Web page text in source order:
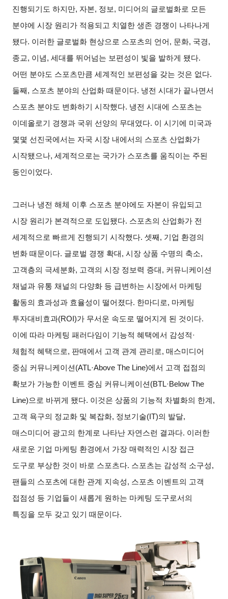
진행되기도 하지만, 자본, 정보, 미디어의 글로벌화로 모든
분야에 시장 원리가 적용되고 치열한 생존 경쟁이 나타나게
됐다. 이러한 글로벌화 현상으로 스포츠의 언어, 문화, 국경,
종교, 이념, 세대를 뛰어넘는 보편성이 빛을 발하게 됐다.
어떤 분야도 스포츠만큼 세계적인 보편성을 갖는 것은 없다.
둘째, 스포츠 분야의 산업화 때문이다. 냉전 시대가 끝나면서
스포츠 분야도 변화하기 시작했다. 냉전 시대에 스포츠는
이데올로기 경쟁과 국위 선양의 무대였다. 이 시기에 미국과
몇몇 선진국에서는 자국 시장 내에서의 스포츠 산업화가
시작됐으나, 세계적으로는 국가가 스포츠를 움직이는 주된
동인이었다.
그러나 냉전 해체 이후 스포츠 분야에도 자본이 유입되고
시장 원리가 본격적으로 도입됐다. 스포츠의 산업화가 전
세계적으로 빠르게 진행되기 시작했다. 셋째, 기업 환경의
변화 때문이다. 글로벌 경쟁 확대, 시장 상품 수명의 축소,
고객층의 극세분화, 고객의 시장 정보력 증대, 커뮤니케이션
채널과 유통 채널의 다양화 등 급변하는 시장에서 마케팅
활동의 효과성과 효율성이 떨어졌다. 한마디로, 마케팅
투자대비효과(ROI)가 무서운 속도로 떨어지게 된 것이다.
이에 따라 마케팅 패러다임이 기능적 혜택에서 감성적·
체험적 혜택으로, 판매에서 고객 관계 관리로, 매스미디어
중심 커뮤니케이션(ATL·Above The Line)에서 고객 접점의
확보가 가능한 이벤트 중심 커뮤니케이션(BTL·Below The
Line)으로 바뀌게 됐다. 이것은 상품의 기능적 차별화의 한계,
고객 욕구의 정교화 및 복잡화, 정보기술(IT)의 발달,
매스미디어 광고의 한계로 나타난 자연스런 결과다. 이러한
새로운 기업 마케팅 환경에서 가장 매력적인 시장 접근
도구로 부상한 것이 바로 스포츠다. 스포츠는 감성적 소구성,
팬들의 스포츠에 대한 관계 지속성, 스포츠 이벤트의 고객
접점성 등 기업들이 새롭게 원하는 마케팅 도구로서의
특징을 모두 갖고 있기 때문이다.